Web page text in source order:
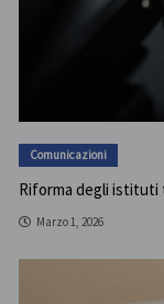
Comunicazioni
Riforma degli istituti
Marzo 1, 2026